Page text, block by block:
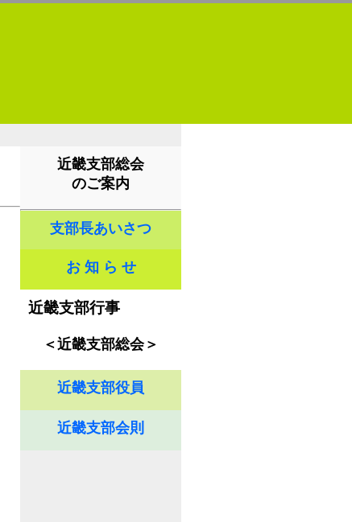
近畿支部総会
のご案内
支部長あいさつ
お 知 ら せ
近畿支部行事
＜近畿支部総会＞
近畿支部役員
近畿支部会則